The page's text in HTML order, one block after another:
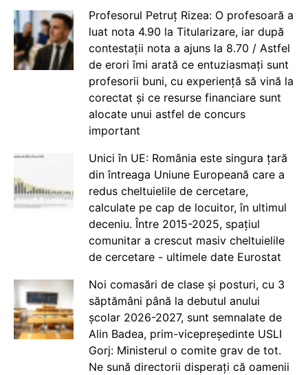
Profesorul Petruț Rizea: O profesoară a
luat nota 4.90 la Titularizare, iar după
contestații nota a ajuns la 8.70 / Astfel
de erori îmi arată ce entuziasmați sunt
profesorii buni, cu experiență să vină la
corectat și ce resurse financiare sunt
alocate unui astfel de concurs
important
Unici în UE: România este singura țară
din întreaga Uniune Europeană care a
redus cheltuielile de cercetare,
calculate pe cap de locuitor, în ultimul
deceniu. Între 2015-2025, spațiul
comunitar a crescut masiv cheltuielile
de cercetare - ultimele date Eurostat
Noi comasări de clase și posturi, cu 3
săptămâni până la debutul anului
școlar 2026-2027, sunt semnalate de
Alin Badea, prim-vicepreședinte USLI
Gorj: Ministerul o comite grav de tot.
Ne sună directorii disperați că oamenii